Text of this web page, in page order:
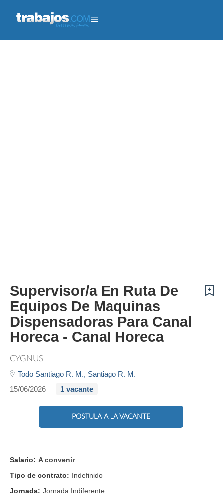
Supervisor/a En Ruta De
Equipos De Maquinas
Dispensadoras Para Canal
Horeca - Canal Horeca
CYGNUS
Todo Santiago R. M., Santiago R. M.
15/06/2026
1 vacante
POSTULA A LA VACANTE
Salario: A convenir
Tipo de contrato: Indefinido
Jornada: Jornada Indiferente